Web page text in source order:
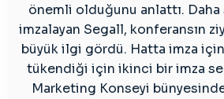
önemli olduğunu anlattı. Daha
imzalayan Segall, konferansın
büyük ilgi gördü. Hatta imza
tükendiği için ikinci bir imza
Marketing Konseyi